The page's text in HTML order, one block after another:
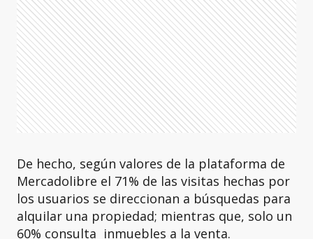
De hecho, según valores de la plataforma de
Mercadolibre el 71% de las visitas hechas por
los usuarios se direccionan a búsquedas para
alquilar una propiedad; mientras que, solo un
60% consulta inmuebles a la venta.